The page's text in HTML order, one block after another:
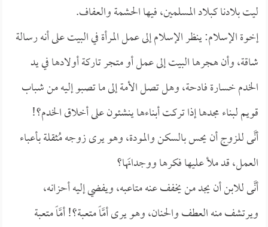
ليت بلادنا كبلاد المسلمين، فيها الحشمة والعفاف.
إخوة الإسلام: ينظر الإسلام إلى عمل المرأة في البيت على أنه رسالة
شاقة، وأن هجرها البيت إلى عمل أو متجر تاركة أولادها في يد
الخدم خسارة فادحة، وهل تصل الأمة إلى ما تصبو إليه من شباب
قويم لبناء مجدها إذا تركت أبناءها ينشئون على أخلاق الخدم؟!
أنَّى للزوج أن يحس بالسكن والمودة، وهو يرى زوجه مُثقلة بأعباء
العمل، قد ملأ عليها فكرها ووجدانَها؟
أنَّى للابن أن يجد من يخفف عنه متاعبه، ويفضي إليه أحزانه،
ويرتشف منه العطف والحنان، وهو يرى أمَّاً متعبة؟! أمَّاً متعبة